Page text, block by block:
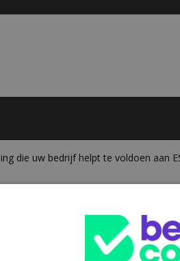
die uw bedrijf helpt te voldoen